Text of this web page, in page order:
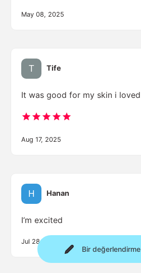
Bir değerlendirme
May 08, 2025
Tife
It was good for my skin i
Aug 17, 2025
Hanan
I‘m excited
Jul 28, 2025